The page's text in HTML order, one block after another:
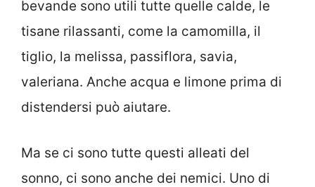
bevande sono utili tutte quelle calde, le
tisane rilassanti, come la camomilla, il
tiglio, la melissa, passiflora, savia,
valeriana. Anche acqua e limone prima di
distendersi può aiutare.
Ma se ci sono tutte questi alleati del
sonno, ci sono anche dei nemici. Uno di